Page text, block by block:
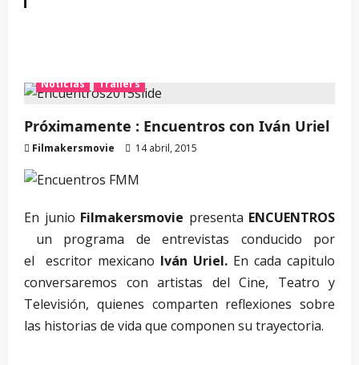
Noticias Trailers
Próximamente : Encuentros con Iván Uriel
Filmakersmovie 14 abril, 2015
En junio Filmakersmovie presenta ENCUENTROS
un programa de entrevistas conducido por
el escritor mexicano Iván Uriel. En cada capitulo
conversaremos con artistas del Cine, Teatro y
Televisión, quienes comparten reflexiones sobre
las historias de vida que componen su trayectoria.